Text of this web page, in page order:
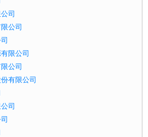
司
公司
限公司
公司
有限公司
司